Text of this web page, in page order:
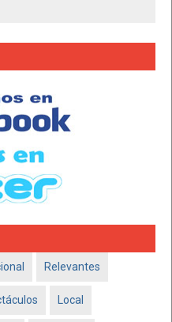
Relevantes
Local